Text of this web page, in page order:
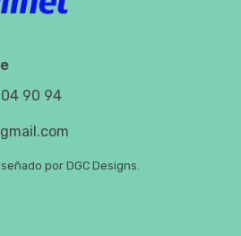
90 94
por DGC Designs.